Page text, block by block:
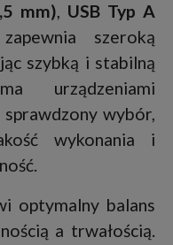
mm), USB Typ A
szeroką
szybką i stabilną
urządzeniami
wybór,
wykonania i
optymalny balans
a trwałością.